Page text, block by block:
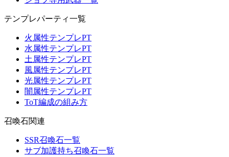
テンプレパーティ一覧
火属性テンプレPT
水属性テンプレPT
土属性テンプレPT
風属性テンプレPT
光属性テンプレPT
闇属性テンプレPT
ToT編成の組み方
召喚石関連
SSR召喚石一覧
サブ加護持ち召喚石一覧